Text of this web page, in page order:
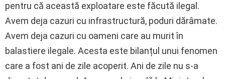
pentru că această exploatare este făcută ilegal.
Avem deja cazuri cu infrastructură, poduri dărâmate.
Avem deja cazuri cu oameni care au murit în
balastiere ilegale. Acesta este bilanțul unui fenomen
care a fost ani de zile acoperit. Ani de zile nu s-a